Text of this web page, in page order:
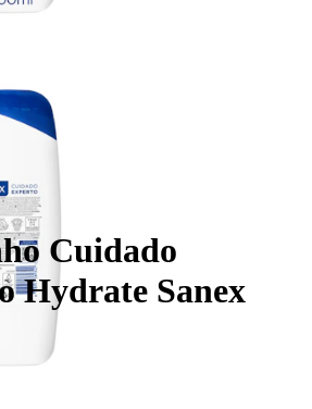
Cuidado
Hydrate Sanex